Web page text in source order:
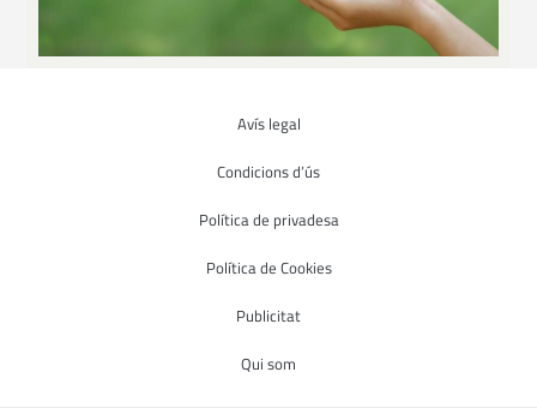
Avís legal
Condicions d’ús
Política de privadesa
Política de Cookies
Publicitat
Qui som